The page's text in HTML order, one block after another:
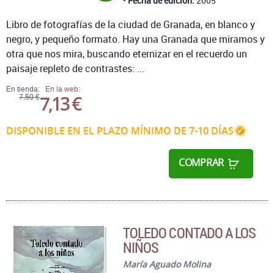
En tienda:
7,50 €
En la web:
7,13 €
DISPONIBLE EN EL PLAZO MÍNIMO DE 7-10 DÍAS
COMPRAR
Libro de fotografías de la ciudad de Granada, en blanco y
negro, y pequeño formato. Hay una Granada que miramos y
otra que nos mira, buscando eternizar en el recuerdo un
paisaje repleto de contrastes: ...
TOLEDO CONTADO A LOS
NIÑOS
María Aguado Molina